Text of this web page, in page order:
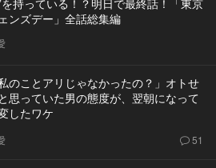
を持っている！？明日で最終話！「東京
ンズデー」全話総集編
私のことアリじゃなかったの？」オトせ
思っていた男の態度が、翌朝になって
したワケ
51